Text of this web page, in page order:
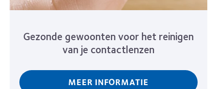
Gezonde gewoonten voor het reinigen
van je contactlenzen
MEER INFORMATIE